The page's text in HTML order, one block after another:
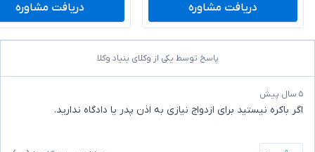
دریافت مشاوره دریافت مشاوره
پاسخ توسط یکی از وکلای بنیاد وکلا
۵ سال پیش
اگر باکره نیستید برای ازدواج نیازی به اذن پدر یا دادگاه ندارید.